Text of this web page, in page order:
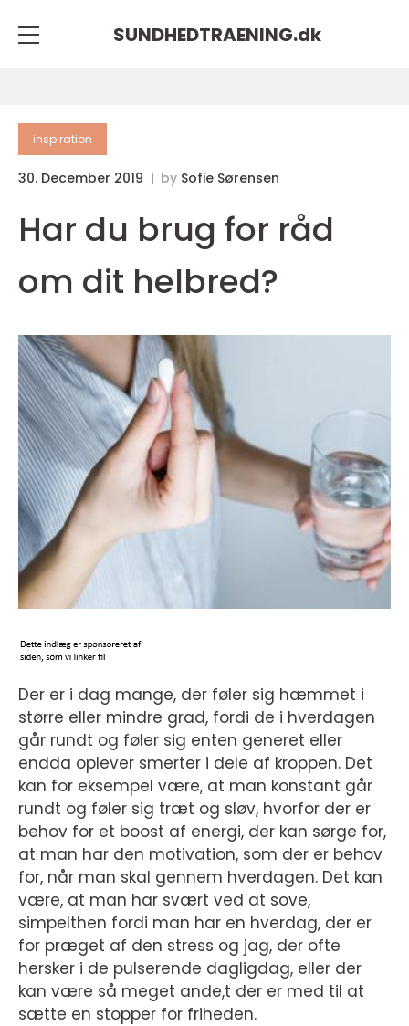
SUNDHEDTRAENING.dk
inspiration
30. December 2019 by Sofie Sørensen
Har du brug for råd
om dit helbred?
Der er i dag mange, der føler sig hæmmet i
større eller mindre grad, fordi de i hverdagen
går rundt og føler sig enten generet eller
endda oplever smerter i dele af kroppen. Det
kan for eksempel være, at man konstant går
rundt og føler sig træt og sløv, hvorfor der er
behov for et boost af energi, der kan sørge for,
at man har den motivation, som der er behov
for, når man skal gennem hverdagen. Det kan
være, at man har svært ved at sove,
simpelthen fordi man har en hverdag, der er
for præget af den stress og jag, der ofte
hersker i de pulserende dagligdag, eller der
kan være så meget ande,t der er med til at
sætte en stopper for friheden.